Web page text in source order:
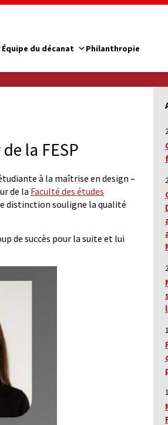
Équipe du décanat Philanthropie
la FESP
à la maîtrise en design –
de la Faculté des études
distinction souligne la qualité
de succès pour la suite et lui